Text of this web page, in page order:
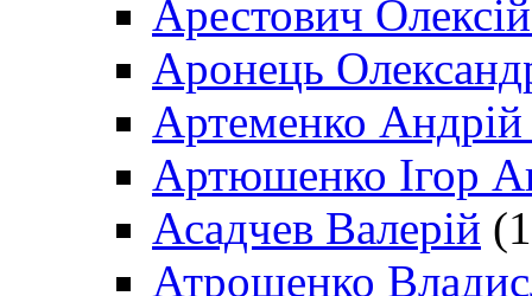
Арестович
Аронець
Артеменко Андрій
Артюшенко Ігор
Асадчев Валерій
Атрошенко